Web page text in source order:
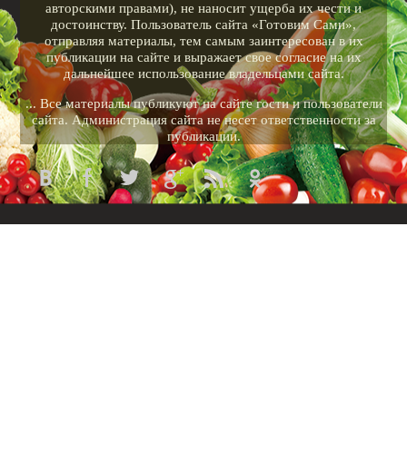
авторскими правами), не наносит ущерба их чести и
достоинству. Пользователь сайта «Готовим Сами»,
отправляя материалы, тем самым заинтересован в их
публикации на сайте и выражает свое согласие на их
дальнейшее использование владельцами сайта.
... Все материалы публикуют на сайте гости и пользователи
сайта. Администрация сайта не несет ответственности за
публикации.